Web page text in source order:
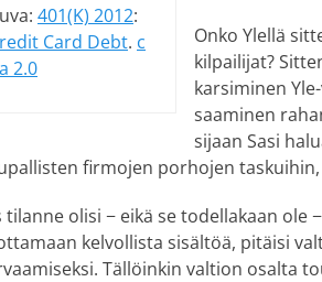
401(K) 2012:
Card Debt. c
2.0
Onko Ylellä
kilpailijat?
karsiminen
saaminen
sijaan Sasi
firmojen porhojen
tilanne olisi − eikä se todellakaan
kelvollista sisältöä, pitäisi
Tällöinkin valtion osalta